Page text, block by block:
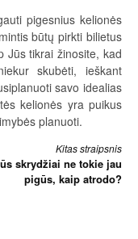
pigesnius kelionės
būtų pirkti bilietus
Jūs tikrai žinosite, kad
skubėti, ieškant
savo idealias
kelionės yra puikus
planuoti.
Kitas straipsnis
skrydžiai ne tokie jau
pigūs, kaip atrodo?